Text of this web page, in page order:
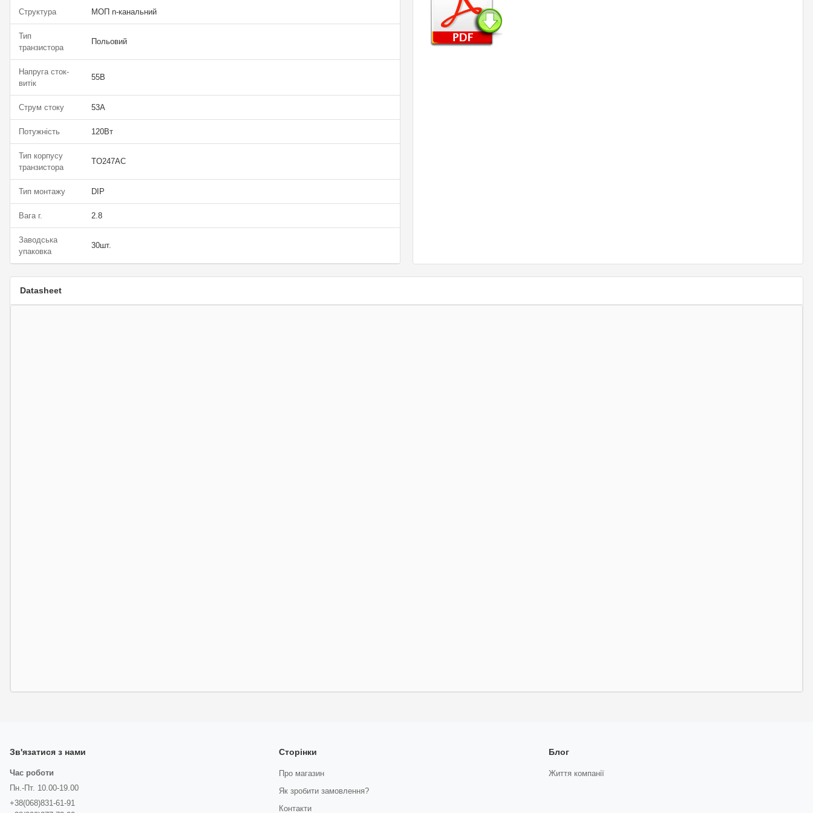
Структура МОП n-канальний
Тип
транзистора
Польовий
Напруга сток-
витік
55В
Струм стоку 53А
Потужність 120Вт
Тип корпусу
транзистора
TO247AC
Тип монтажу DIP
Вага г. 2.8
Заводська
упаковка
30шт.
Datasheet
Зв'язатися з нами
Час роботи
Пн.-Пт. 10.00-19.00
+38(068)831-61-91
Сторінки
Про магазин
Як зробити замовлення?
Контакти
Блог
Життя компанії